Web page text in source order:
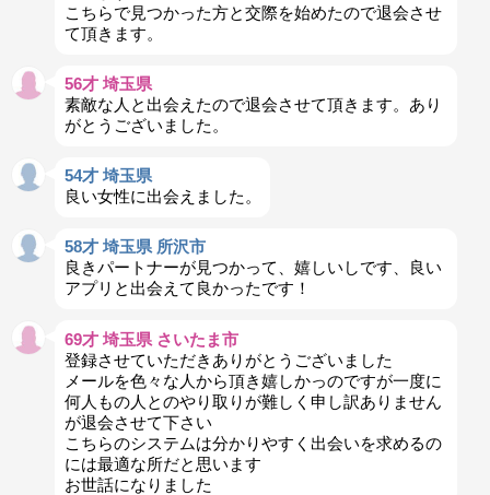
こちらで見つかった方と交際を始めたので退会させ
て頂きます。
56才 埼玉県
素敵な人と出会えたので退会させて頂きます。あり
がとうございました。
54才 埼玉県
良い女性に出会えました。
58才 埼玉県 所沢市
良きパートナーが見つかって、嬉しいしです、良い
アプリと出会えて良かったです！
69才 埼玉県 さいたま市
登録させていただきありがとうございました
メールを色々な人から頂き嬉しかっのですが一度に
何人もの人とのやり取りが難しく申し訳ありません
が退会させて下さい
こちらのシステムは分かりやすく出会いを求めるの
には最適な所だと思います
お世話になりました